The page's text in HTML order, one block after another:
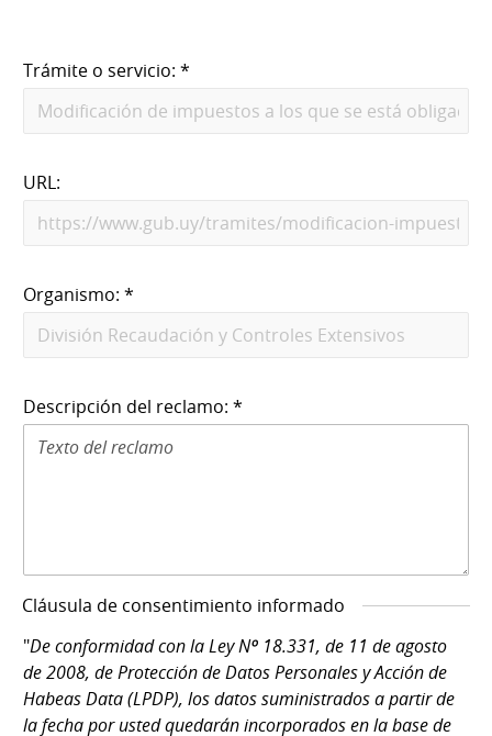
Trámite o servicio: *
URL:
Organismo: *
Descripción del reclamo: *
Cláusula de consentimiento informado
"De conformidad con la Ley Nº 18.331, de 11 de agosto
de 2008, de Protección de Datos Personales y Acción de
Habeas Data (LPDP), los datos suministrados a partir de
la fecha por usted quedarán incorporados en la base de